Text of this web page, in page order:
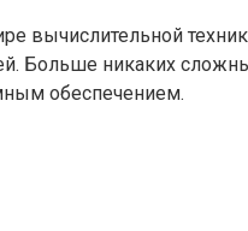
вычислительной
Больше никаких
обеспечением.